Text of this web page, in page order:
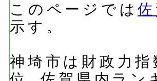
このページでは
示す。
神埼市は財政力